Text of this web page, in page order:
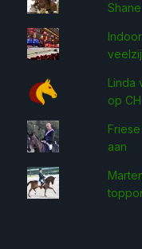
Linda
op
aan